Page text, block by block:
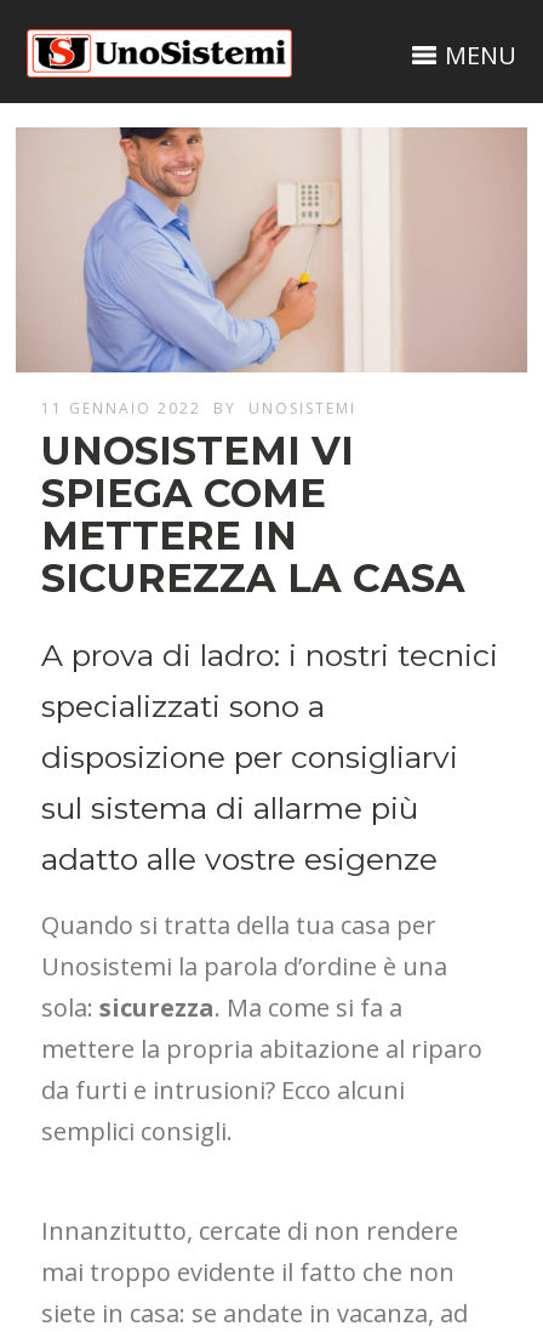
MENU
11 GENNAIO 2022 BY UNOSISTEMI
UNOSISTEMI VI
SPIEGA COME
METTERE IN
SICUREZZA LA CASA
A prova di ladro: i nostri tecnici
specializzati sono a
disposizione per consigliarvi
sul sistema di allarme più
adatto alle vostre esigenze
Quando si tratta della tua casa per
Unosistemi la parola d’ordine è una
sola:sicurezza. Ma come si fa a
mettere la propria abitazione al riparo
da furti e intrusioni? Ecco alcuni
semplici consigli.
Innanzitutto, cercate di non rendere
mai troppo evidente il fatto che non
siete in casa: se andate in vacanza, ad